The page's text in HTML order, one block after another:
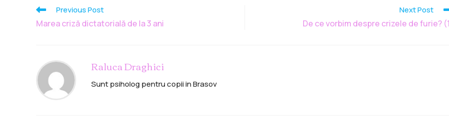
Previous Post
Marea criză dictatorială de la 3 ani
Next Post
De ce vorbim despre crizele de furie?
Raluca Draghici
Sunt psiholog pentru copii in Brasov